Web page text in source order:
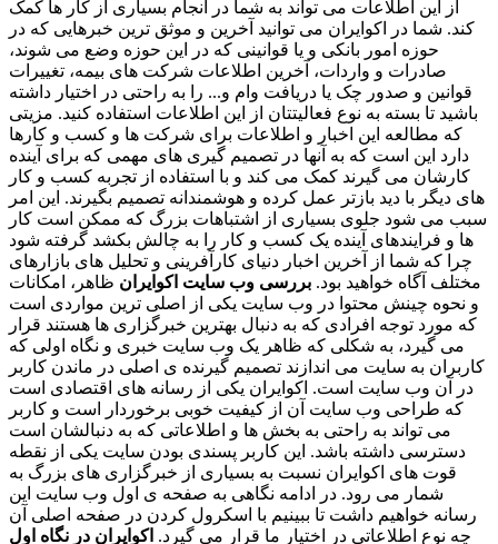
از این اطلاعات می تواند به شما در انجام بسیاری از کار ها کمک
کند. شما در اکوایران می توانید آخرین و موثق ترین خبرهایی که در
حوزه امور بانکی و یا قوانینی که در این حوزه وضع می شوند،
صادرات و واردات، آخرین اطلاعات شرکت های بیمه، تغییرات
قوانین و صدور چک یا دریافت وام و... را به راحتی در اختیار داشته
باشید تا بسته به نوع فعالیتتان از این اطلاعات استفاده کنید. مزیتی
که مطالعه این اخبار و اطلاعات برای شرکت ها و کسب و کارها
دارد این است که به آنها در تصمیم گیری های مهمی که برای آینده
کارشان می گیرند کمک می کند و با استفاده از تجربه کسب و کار
های دیگر با دید بازتر عمل کرده و هوشمندانه تصمیم بگیرند. این امر
سبب می شود جلوی بسیاری از اشتباهات بزرگ که ممکن است کار
ها و فرایندهای آینده یک کسب و کار را به چالش بکشد گرفته شود
چرا که شما از آخرین اخبار دنیای کارآفرینی و تحلیل های بازارهای
مختلف آگاه خواهید بود. بررسی وب سایت اکوایران ظاهر، امکانات
و نحوه چینش محتوا در وب سایت یکی از اصلی ترین مواردی است
که مورد توجه افرادی که به دنبال بهترین خبرگزاری ها هستند قرار
می گیرد، به شکلی که ظاهر یک وب سایت خبری و نگاه اولی که
کاربران به سایت می اندازند تصمیم گیرنده ی اصلی در ماندن کاربر
در آن وب سایت است. اکوایران یکی از رسانه های اقتصادی است
که طراحی وب سایت آن از کیفیت خوبی برخوردار است و کاربر
می تواند به راحتی به بخش ها و اطلاعاتی که به دنبالشان است
دسترسی داشته باشد. این کاربر پسندی بودن سایت یکی از نقطه
قوت های اکوایران نسبت به بسیاری از خبرگزاری های بزرگ به
شمار می رود. در ادامه نگاهی به صفحه ی اول وب سایت این
رسانه خواهیم داشت تا ببینیم با اسکرول کردن در صفحه اصلی آن
چه نوع اطلاعاتی در اختیار ما قرار می گیرد. اکوایران در نگاه اول